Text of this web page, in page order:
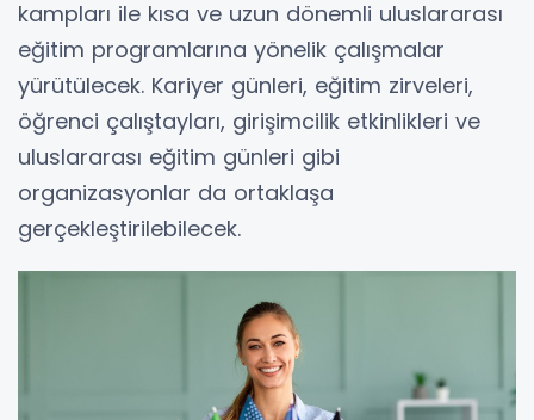
kampları ile kısa ve uzun dönemli uluslararası
eğitim programlarına yönelik çalışmalar
yürütülecek. Kariyer günleri, eğitim zirveleri,
öğrenci çalıştayları, girişimcilik etkinlikleri ve
uluslararası eğitim günleri gibi
organizasyonlar da ortaklaşa
gerçekleştirilebilecek.